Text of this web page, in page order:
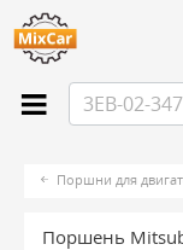
Поршни для
Поршень